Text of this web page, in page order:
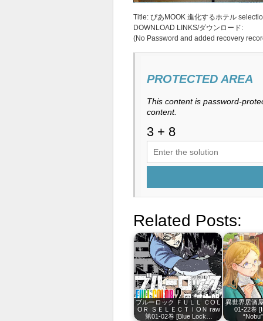
Title: ぴあMOOK 進化するホテル
DOWNLOAD LINKS/ダウンロード:
(No Password and added recovery
PROTECTED AREA
This content is password-
content.
Related Posts:
ブルーロック ＦＵＬＬ ＣОＬ
ОＲ ＳＥＬＥＣＴＩОＮ raw
第01-02巻 [Blue Lock…
異世界居酒
01-22巻